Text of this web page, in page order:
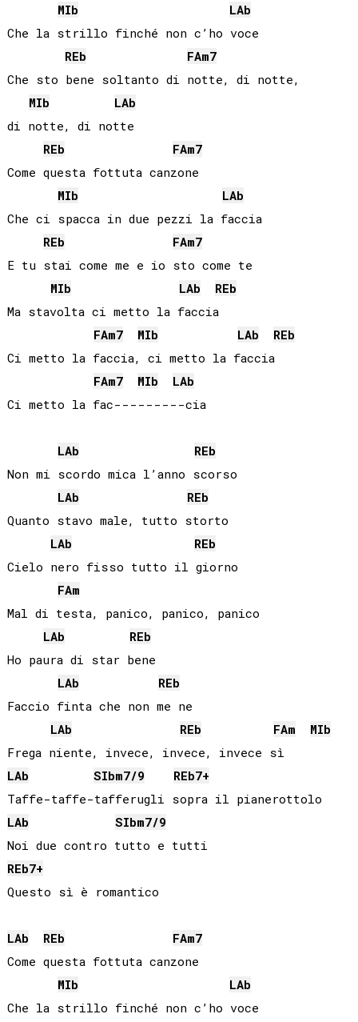
MIb
LAb
Che la strillo finché non c’ho voce
REb
FAm7
Che sto bene soltanto di notte, di notte,
MIb
LAb
di notte, di notte
REb
FAm7
Come questa fottuta canzone
MIb
LAb
Che ci spacca in due pezzi la faccia
REb
FAm7
E tu stai come me e io sto come te
MIb
LAb
REb
Ma stavolta ci metto la faccia
FAm7 MIb LAb
REb
Ci metto la faccia, ci metto la faccia
FAm7 MIb
LAb
Ci metto la fac---------cia
LAb
REb
Non mi scordo mica l’anno scorso
LAb
REb
Quanto stavo male, tutto storto
LAb
REb
Cielo nero fisso tutto il giorno
FAm
Mal di testa, panico, panico, panico
LAb
REb
Ho paura di star bene
LAb
REb
Faccio finta che non me ne
LAb
REb FAm
MIb
LAb
SIbm7/9 REb7+
LAb
SIbm7/9
REb7+
Questo sì è romantico
LAb REb FAm7
Come questa fottuta canzone
MIb
LAb
Che la strillo finché non c’ho voce